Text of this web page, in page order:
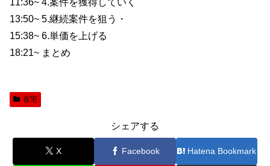
11:36~ 4.案件を獲得していく
13:50~ 5.継続案件を狙う・
15:38~ 6.単価を上げる
18:21~ まとめ
在宅
シェアする
X Facebook Hatena Bookmark